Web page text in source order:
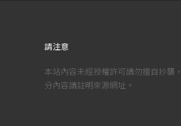
請注意
本站內容未經授權許可請勿擅自抄襲
分內容請註明來源網址。